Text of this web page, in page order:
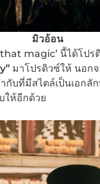
มิวอ้อน
magic’ นี้ได้โปร
” มาโปรดิวซ์ให้ นอก
กับที่มีสไตล์เป็นเอกลั
ให้อีกด้วย